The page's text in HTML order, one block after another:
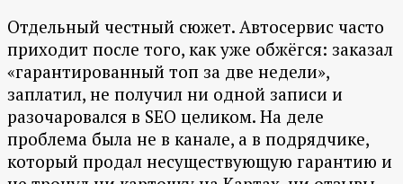
Отдельный честный сюжет. Автосервис часто
приходит после того, как уже обжёгся: заказал
«гарантированный топ за две недели»,
заплатил, не получил ни одной записи и
разочаровался в SEO целиком. На деле
проблема была не в канале, а в подрядчике,
который продал несуществующую гарантию и